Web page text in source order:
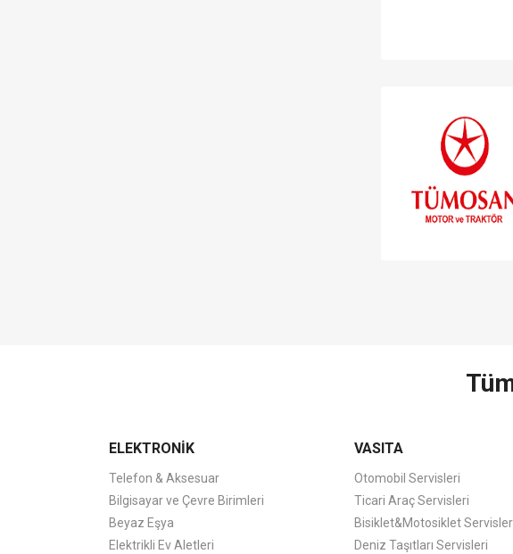
ELEKTRONİK
Telefon & Aksesuar
Bilgisayar ve Çevre Birimleri
Beyaz Eşya
Elektrikli Ev Aletleri
VASITA
Otomobil Servisleri
Ticari Araç Servisleri
Bisiklet&Motosiklet
Deniz Taşıtları Servisleri